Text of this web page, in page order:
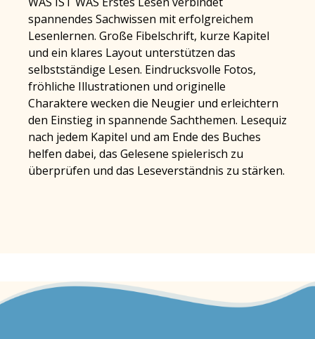
spannendes Sachwissen mit erfolgreichem
Lesenlernen. Große Fibelschrift, kurze Kapitel
und ein klares Layout unterstützen das
selbstständige Lesen. Eindrucksvolle Fotos,
fröhliche Illustrationen und originelle
Charaktere wecken die Neugier und erleichtern
den Einstieg in spannende Sachthemen. Lesequiz
nach jedem Kapitel und am Ende des Buches
helfen dabei, das Gelesene spielerisch zu
überprüfen und das Leseverständnis zu stärken.